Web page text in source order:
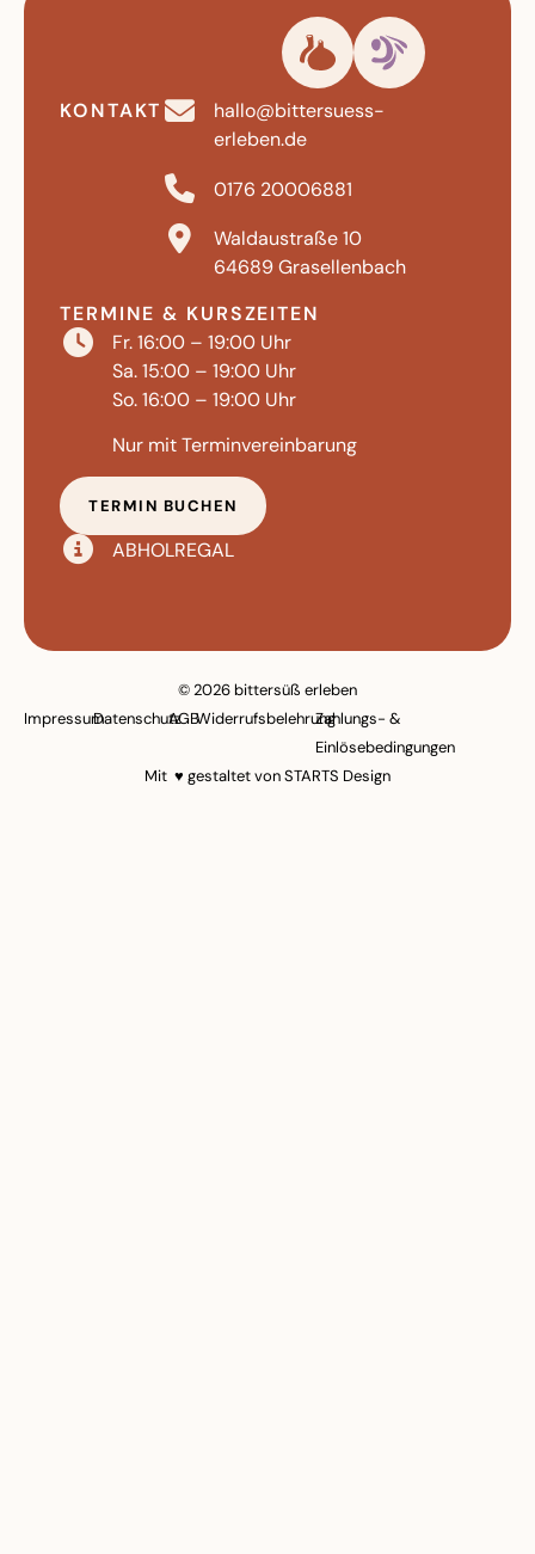
KONTAKT
hallo@bittersuess-
erleben.de
0176 20006881
Waldaustraße 10
64689 Grasellenbach
TERMINE & KURSZEITEN
Fr. 16:00 – 19:00 Uhr
Sa. 15:00 – 19:00 Uhr
So. 16:00 – 19:00 Uhr
Nur mit Terminvereinbarung
TERMIN BUCHEN
ABHOLREGAL
© 2026 bittersüß erleben
ImpressumDatenschutzAGBWiderrufsbelehrungZahlungs- &
Einlösebedingungen
Mit ♥ gestaltet vonSTARTS Design